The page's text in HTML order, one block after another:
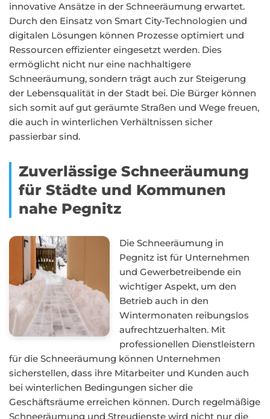
innovative Ansätze in der Schneeräumung erwartet.
Durch den Einsatz von Smart City-Technologien und
digitalen Lösungen können Prozesse optimiert und
Ressourcen effizienter eingesetzt werden. Dies
ermöglicht nicht nur eine nachhaltigere
Schneeräumung, sondern trägt auch zur Steigerung
der Lebensqualität in der Stadt bei. Die Bürger können
sich somit auf gut geräumte Straßen und Wege freuen,
die auch in winterlichen Verhältnissen sicher
passierbar sind.
Zuverlässige Schneeräumung
für Städte und Kommunen
nahe Pegnitz
Die Schneeräumung in
Pegnitz ist für Unternehmen
und Gewerbetreibende ein
wichtiger Aspekt, um den
Betrieb auch in den
Wintermonaten reibungslos
aufrechtzuerhalten. Mit
professionellen Dienstleistern
für die Schneeräumung können Unternehmen
sicherstellen, dass ihre Mitarbeiter und Kunden auch
bei winterlichen Bedingungen sicher die
Geschäftsräume erreichen können. Durch regelmäßige
Schneeräumung und Streudienste wird nicht nur die